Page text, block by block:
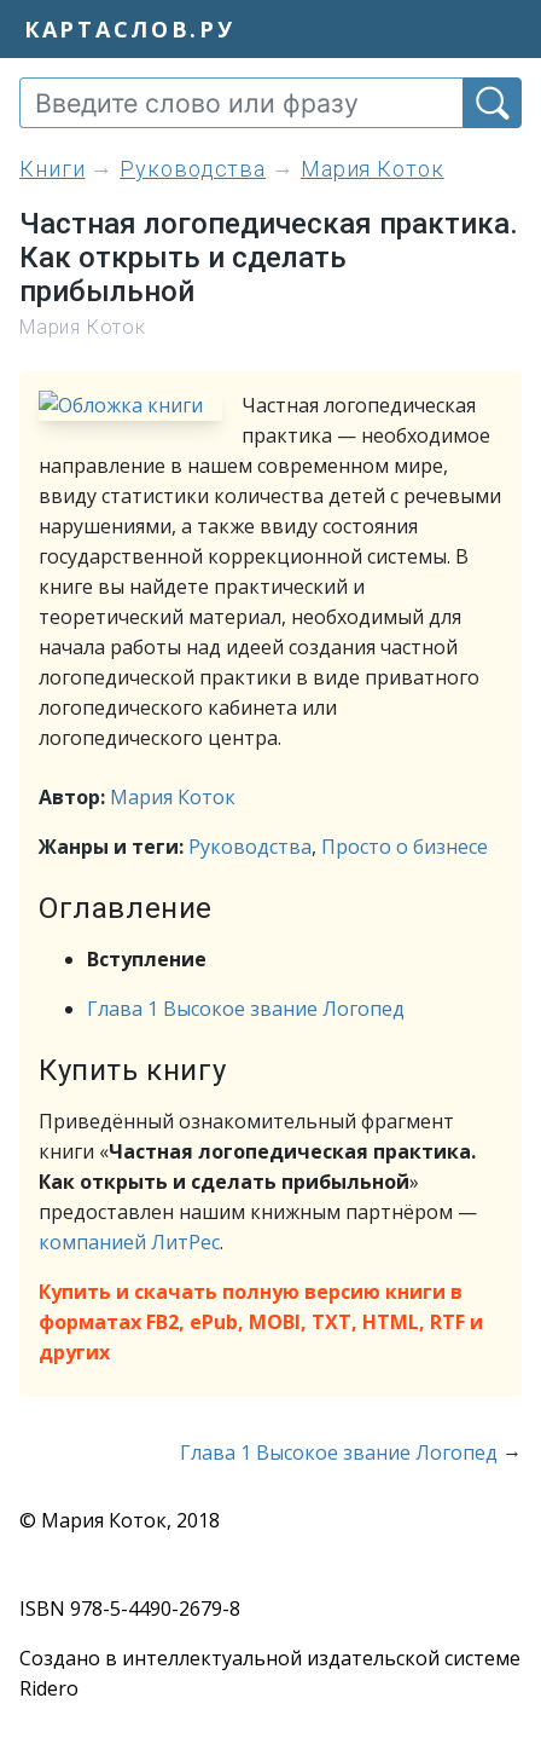
КАРТАСЛОВ.РУ
книги Руководства Мария Коток
Частная логопедическая практика.
Как открыть и сделать
прибыльной
Мария Коток
Частная логопедическая
практика — необходимое
направление в нашем современном мире,
ввиду статистики количества детей с речевыми
нарушениями, а также ввиду состояния
государственной коррекционной системы. В
книге вы найдете практический и
теоретический материал, необходимый для
начала работы над идеей создания частной
логопедической практики в виде приватного
логопедического кабинета или
логопедического центра.
Автор: Мария Коток
Жанры и теги: Руководства, Просто о бизнесе
Оглавление
Вступление
Глава 1 Высокое звание Логопед
Купить книгу
Приведённый ознакомительный фрагмент
книги «Частная логопедическая практика.
Как открыть и сделать прибыльной»
предоставлен нашим книжным партнёром —
компанией ЛитРес.
Купить и скачать полную версию книги в
форматах FB2, ePub, MOBI, TXT, HTML, RTF и
других
Глава 1 Высокое звание Логопед →
© Мария Коток, 2018
ISBN 978-5-4490-2679-8
Создано в интеллектуальной издательской системе
Ridero